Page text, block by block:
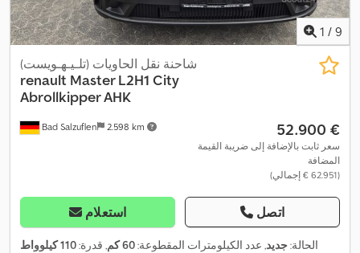
1 / 9
Bad Salzuflen 2.598 km
شاحنة نقل الحاويات (تلـيـهـويست)
renault Master L2H1 City
Abrollkipper AHK
‏52.900 €
سعر ثابت بالإضافة إلى ضريبة القيمة
المضافة
(‏62.951 € إجمالي)
استعلام اتصل
الحالة:جديد, عدد الكيلومترات المقطوعة:60 كم , قدرة:
110 كيلوواط